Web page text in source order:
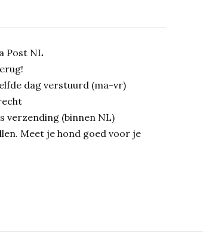
Post NL
dag verstuurd (ma-vr)
verzending (binnen NL)
Meet je hond goed voor je